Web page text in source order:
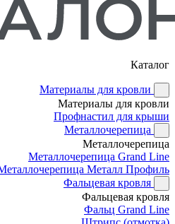
Каталог
Материалы для кровли
Материалы для кровли
Профнастил для крыши
Металлочерепица
Металлочерепица
Металлочерепица Grand Line
Металл Профиль
Фальцевая кровля
Фальцевая кровля
Фальц Grand Line